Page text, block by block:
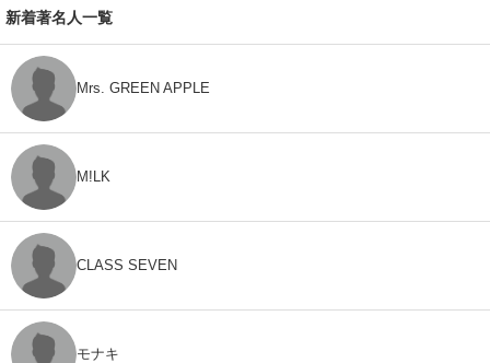
新着著名人一覧
Mrs. GREEN APPLE
M!LK
CLASS SEVEN
モナキ